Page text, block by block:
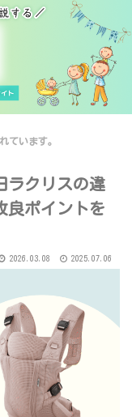
ています。
ラクリスの違
良ポイントを
2026.03.08 2025.07.06